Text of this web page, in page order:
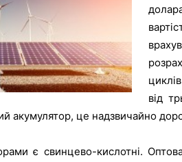
від
акумулятор, це надзвичайно
є свинцево-кислотні.